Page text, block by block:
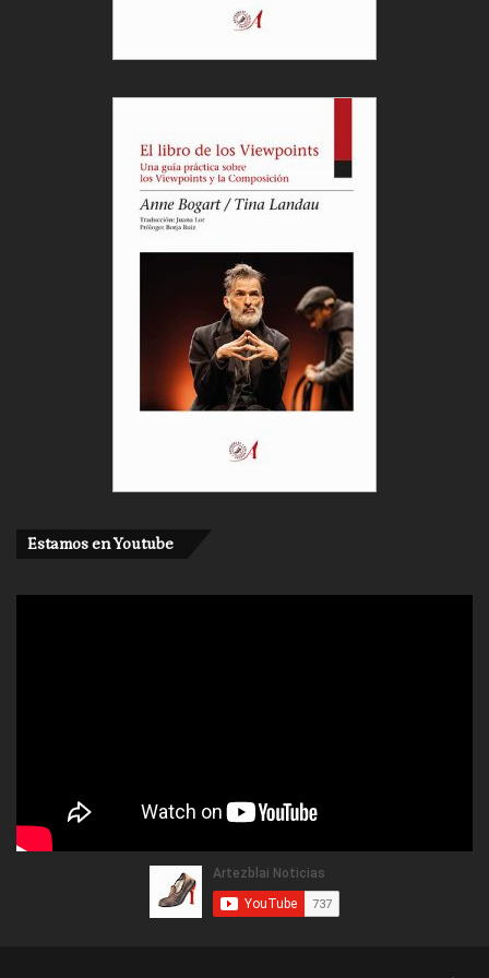
que decía Eduard Fernández al principio: saber
Entienden a la perfección los tempos de cada uno,
los ritmos, los gestos y sus pulsaciones. No voy a
poder ver el duelo Caín & Caín, pero auguro que
algo mágico saldrá de ahí. Ya me contaréis.
Estamos en Youtube